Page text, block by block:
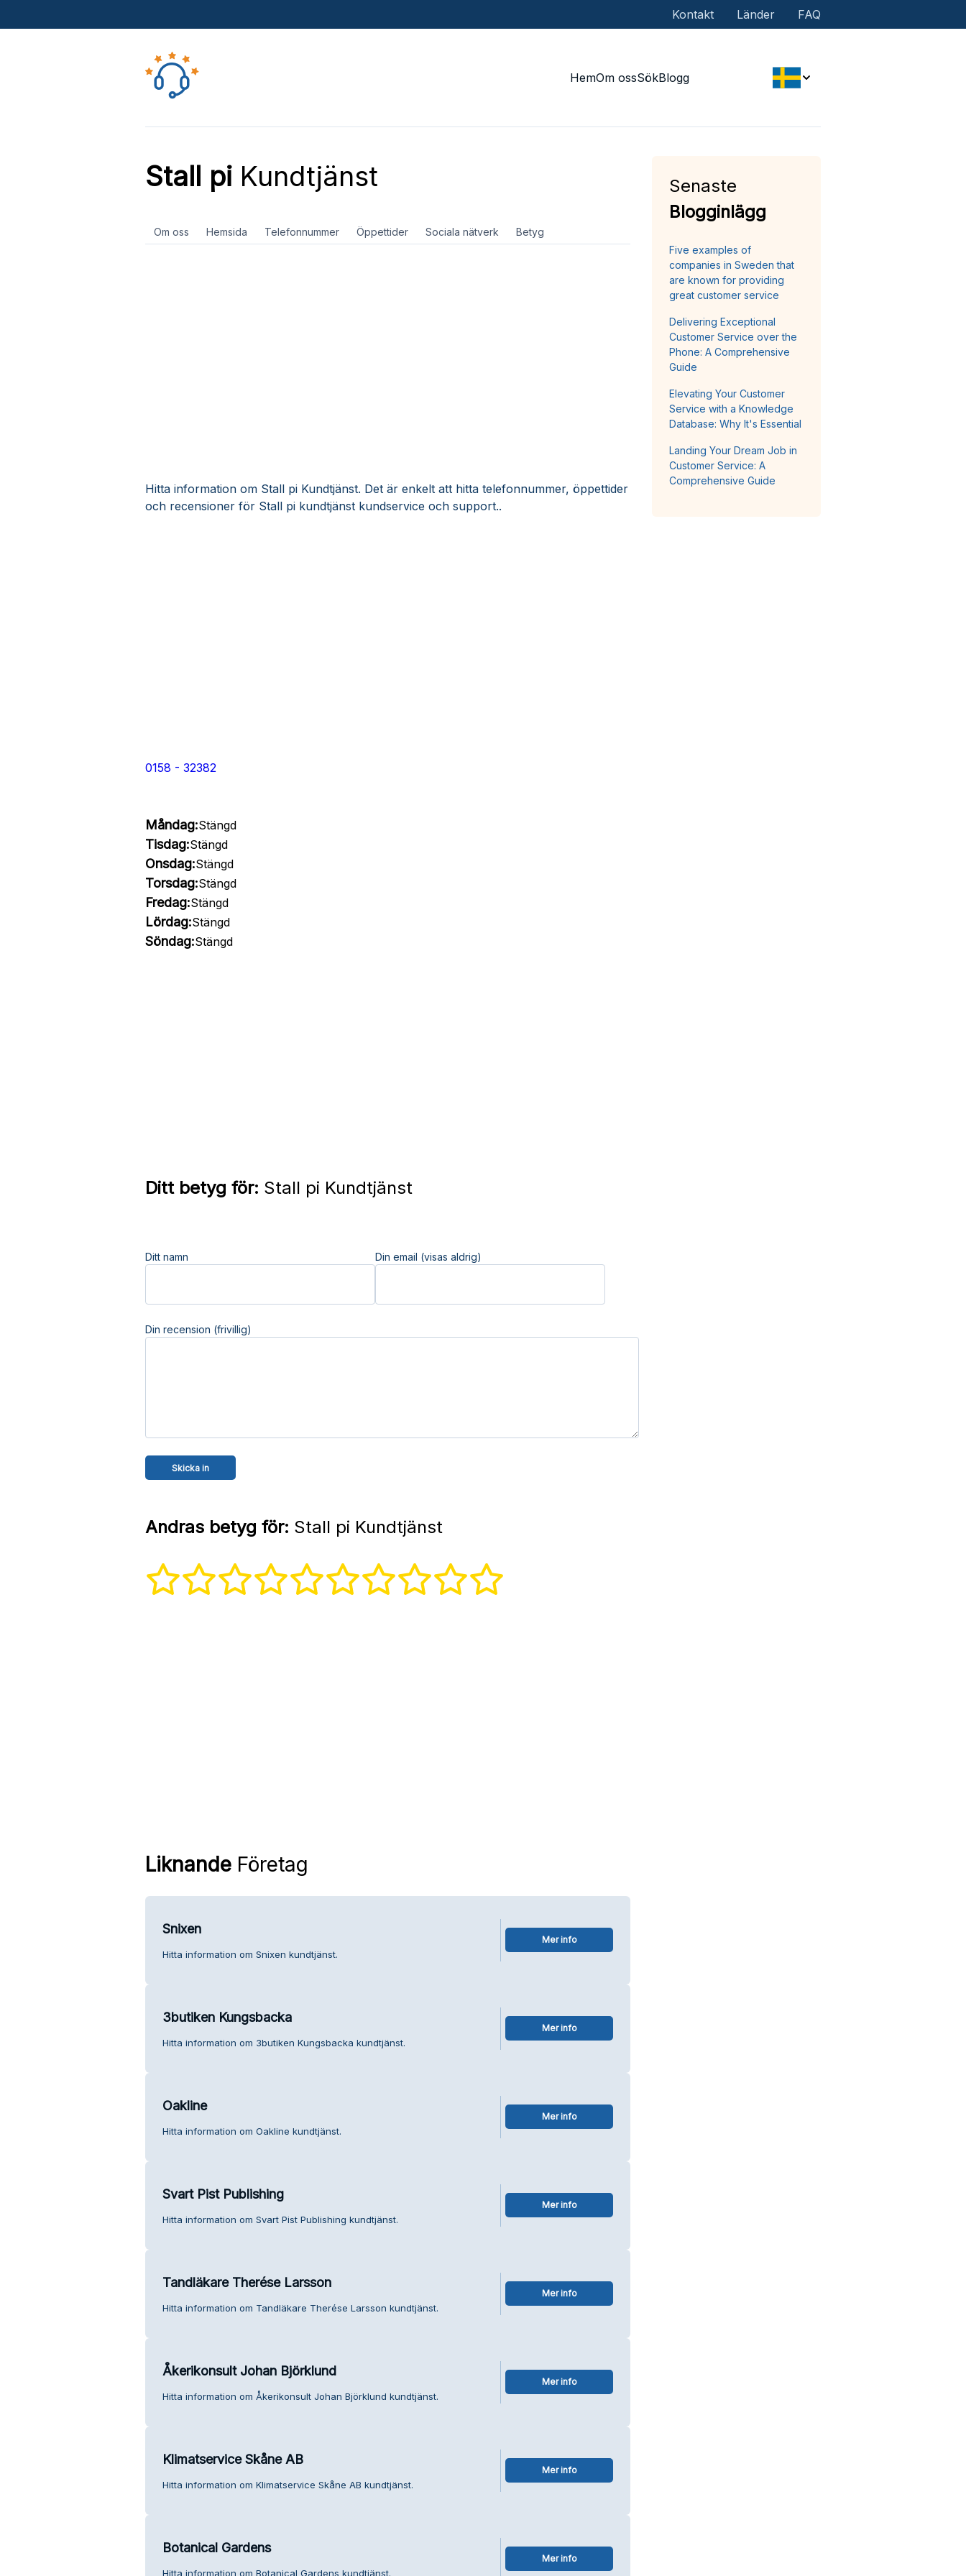
Kontakt Länder FAQ
HemOm ossSökBlogg
Stall piKundtjänst
Om oss Hemsida Telefonnummer Öppettider Sociala nätverk Betyg
Hitta information om Stall pi Kundtjänst. Det är enkelt att hitta telefonnummer, öppettider
och recensioner för Stall pi kundtjänst kundservice och support..
0158 - 32382
Måndag:Stängd
Tisdag:Stängd
Onsdag:Stängd
Torsdag:Stängd
Fredag:Stängd
Lördag:Stängd
Söndag:Stängd
Ditt betyg för: Stall pi Kundtjänst
Ditt namn Din email (visas aldrig)
Din recension (frivillig)
Andras betyg för: Stall pi Kundtjänst
LiknandeFöretag
Snixen
Hitta information om Snixen kundtjänst.
Mer info
3butiken Kungsbacka
Hitta information om 3butiken Kungsbacka kundtjänst.
Mer info
Oakline
Hitta information om Oakline kundtjänst.
Mer info
Svart Pist Publishing
Hitta information om Svart Pist Publishing kundtjänst.
Mer info
Tandläkare Therése Larsson
Hitta information om Tandläkare Therése Larsson kundtjänst.
Mer info
Åkerikonsult Johan Björklund
Hitta information om Åkerikonsult Johan Björklund kundtjänst.
Mer info
Klimatservice Skåne AB
Hitta information om Klimatservice Skåne AB kundtjänst.
Mer info
Botanical Gardens
Hitta information om Botanical Gardens kundtjänst.
Mer info
Senaste
Blogginlägg
Five examples of
companies in Sweden that
are known for providing
great customer service
Delivering Exceptional
Customer Service over the
Phone: A Comprehensive
Guide
Elevating Your Customer
Service with a Knowledge
Database: Why It's Essential
Landing Your Dream Job in
Customer Service: A
Comprehensive Guide